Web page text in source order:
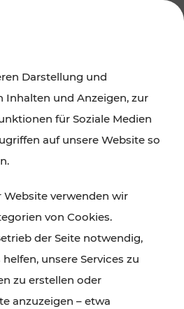
zu Fahrplanänderungen,
Darstellung und
Inhalten und Anzeigen, zur
für Soziale Medien
auf unsere Website so
verwenden wir
von Cookies.
der Seite notwendig,
unsere Services zu
zu erstellen oder
anzuzeigen – etwa